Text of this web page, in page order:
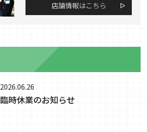
店舗情報はこちら
2026.06.26
臨時休業のお知らせ